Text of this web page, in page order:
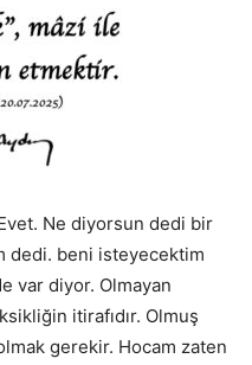
Ne diyorsun dedi bir
dedi. beni isteyecektim
var diyor. Olmayan
itirafıdır. Olmuş
gerekir. Hocam zaten